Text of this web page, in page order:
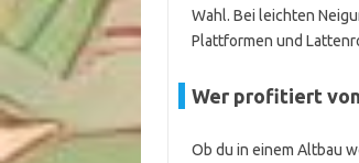
Wahl. Bei leichten
Plattformen und
Wer profitiert
Ob du in einem Altbau